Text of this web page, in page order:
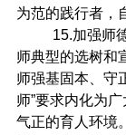
为范的践行者，
15.加强师
师典型的选树和
师强基固本、守
师”要求内化为
气正的育人环境